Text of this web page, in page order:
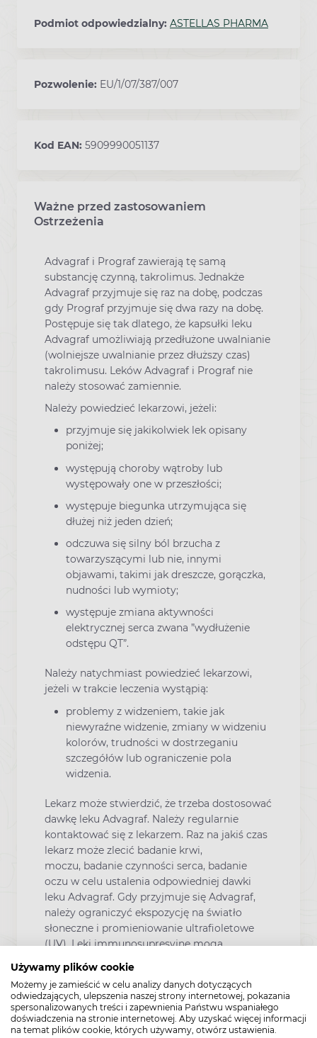
Używamy plików cookie
Możemy je zamieścić w celu analizy danych dotyczących
odwiedzających, ulepszenia naszej strony internetowej, pokazania
spersonalizowanych treści i zapewnienia Państwu wspaniałego
doświadczenia na stronie internetowej. Aby uzyskać więcej informacji
na temat plików cookie, których używamy, otwórz ustawienia.
Podmiot odpowiedzialny: ASTELLAS PHARMA
Pozwolenie: EU/1/07/387/007
Kod EAN: 5909990051137
Ważne przed zastosowaniem
Ostrzeżenia
Advagraf i Prograf zawierają tę samą
substancję czynną, takrolimus. Jednakże
Advagraf przyjmuje się raz na dobę, podczas
gdy Prograf przyjmuje się dwa razy na dobę.
Postępuje się tak dlatego, że kapsułki leku
Advagraf umożliwiają przedłużone uwalnianie
(wolniejsze uwalnianie przez dłuższy czas)
takrolimusu. Leków Advagraf i Prograf nie
należy stosować zamiennie.
Należy powiedzieć lekarzowi, jeżeli:
przyjmuje się jakikolwiek lek opisany
poniżej;
występują choroby wątroby lub
występowały one w przeszłości;
występuje biegunka utrzymująca się
dłużej niż jeden dzień;
odczuwa się silny ból brzucha z
towarzyszącymi lub nie, innymi
objawami, takimi jak dreszcze, gorączka,
nudności lub wymioty;
występuje zmiana aktywności
elektrycznej serca zwana ”wydłużenie
odstępu QT”.
Należy natychmiast powiedzieć lekarzowi,
jeżeli w trakcie leczenia wystąpią:
problemy z widzeniem, takie jak
niewyraźne widzenie, zmiany w widzeniu
kolorów, trudności w dostrzeganiu
szczegółów lub ograniczenie pola
widzenia.
Lekarz może stwierdzić, że trzeba dostosować
dawkę leku Advagraf. Należy regularnie
kontaktować się z lekarzem. Raz na jakiś czas
lekarz może zlecić badanie krwi,
moczu, badanie czynności serca, badanie
oczu w celu ustalenia odpowiedniej dawki
leku Advagraf. Gdy przyjmuje się Advagraf,
należy ograniczyć ekspozycję na światło
słoneczne i promieniowanie ultrafioletowe
(UV). Leki immunosupresyjne mogą
zwiększać ryzyko wystąpienia raka skóry.
Trzeba nosić odpowiednią odzież ochronną i
stosować filtry przeciwsłoneczne o dużym
współczynniku ochrony przed światłem.